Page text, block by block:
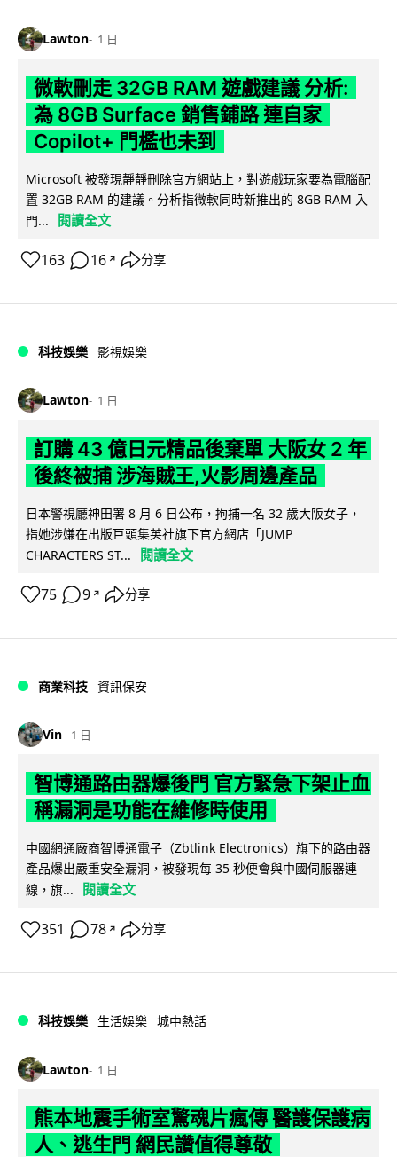
Lawton 1 日
微軟刪走 32GB RAM 遊戲建議 分析:
為 8GB Surface 銷售鋪路 連自家
Copilot+ 門檻也未到
Microsoft 被發現靜靜刪除官方網站上，對遊戲玩家要為電腦配
置 32GB RAM 的建議。分析指微軟同時新推出的 8GB RAM 入
門...
閱讀全文
163 16 ↗ 分享
科技娛樂 影視娛樂
Lawton 1 日
訂購 43 億日元精品後棄單 大阪女 2 年
後終被捕 涉海賊王,火影周邊產品
日本警視廳神田署 8 月 6 日公布，拘捕一名 32 歲大阪女子，
指她涉嫌在出版巨頭集英社旗下官方網店「JUMP
CHARACTERS ST...
閱讀全文
75 9 ↗ 分享
商業科技 資訊保安
Vin 1 日
智博通路由器爆後門 官方緊急下架止血
稱漏洞是功能在維修時使用
中國網通廠商智博通電子（Zbtlink Electronics）旗下的路由器
產品爆出嚴重安全漏洞，被發現每 35 秒便會與中國伺服器連
線，旗...
閱讀全文
351 78 ↗ 分享
科技娛樂 生活娛樂 城中熱話
Lawton 1 日
熊本地震手術室驚魂片瘋傳 醫護保護病
人、逃生門 網民讚值得尊敬